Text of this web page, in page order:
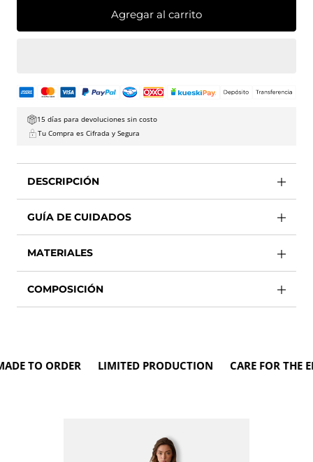
Agregar al carrito
15 días para devoluciones sin costo
Tu Compra es Cifrada y Segura
DESCRIPCIÓN
GUÍA DE CUIDADOS
MATERIALES
COMPOSICIÓN
ORDER LIMITED PRODUCTION CARE FOR THE